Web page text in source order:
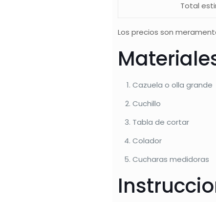
Total
Los precios son
Cazuela o olla grande
Cuchillo
Tabla de cortar
Colador
Cucharas medidoras